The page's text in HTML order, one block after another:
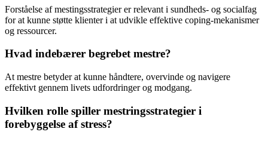
Forståelse af mestingsstrategier er relevant i sundheds- og socialfag
for at kunne støtte klienter i at udvikle effektive coping-mekanismer
og ressourcer.
Hvad indebærer begrebet mestre?
At mestre betyder at kunne håndtere, overvinde og navigere
effektivt gennem livets udfordringer og modgang.
Hvilken rolle spiller mestringsstrategier i
forebyggelse af stress?